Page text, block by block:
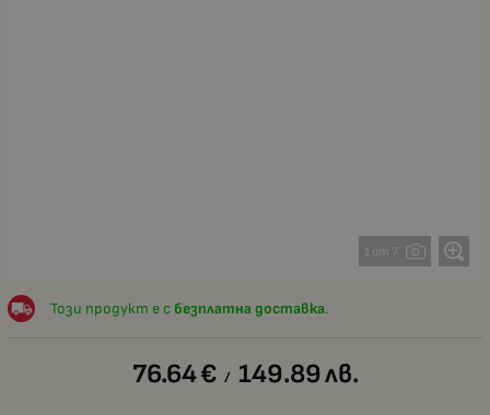
1 от 7
Този продукт е с безплатна доставка.
76.64€ / 149.89лв.